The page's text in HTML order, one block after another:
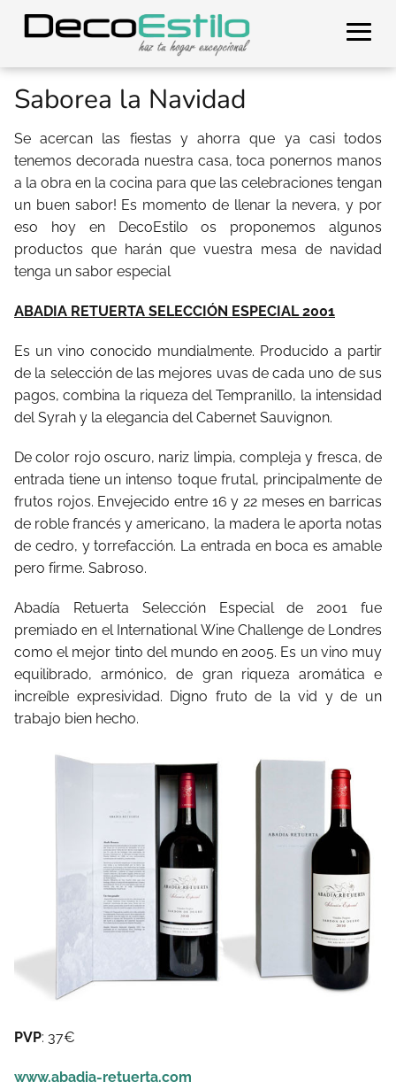
Saborea la Navidad
Se acercan las fiestas y ahorra que ya casi todos
tenemos decorada nuestra casa, toca ponernos manos
a la obra en la cocina para que las celebraciones tengan
un buen sabor! Es momento de llenar la nevera, y por
eso hoy en DecoEstilo os proponemos algunos
productos que harán que vuestra mesa de navidad
tenga un sabor especial
ABADIA RETUERTA SELECCIÓN ESPECIAL 2001
Es un vino conocido mundialmente. Producido a partir
de la selección de las mejores uvas de cada uno de sus
pagos, combina la riqueza del Tempranillo, la intensidad
del Syrah y la elegancia del Cabernet Sauvignon.
De color rojo oscuro, nariz limpia, compleja y fresca, de
entrada tiene un intenso toque frutal, principalmente de
frutos rojos. Envejecido entre 16 y 22 meses en barricas
de roble francés y americano, la madera le aporta notas
de cedro, y torrefacción. La entrada en boca es amable
pero firme. Sabroso.
Abadía Retuerta Selección Especial de 2001 fue
premiado en el International Wine Challenge de Londres
como el mejor tinto del mundo en 2005. Es un vino muy
equilibrado, armónico, de gran riqueza aromática e
increíble expresividad. Digno fruto de la vid y de un
trabajo bien hecho.
PVP: 37€
www.abadia-retuerta.com